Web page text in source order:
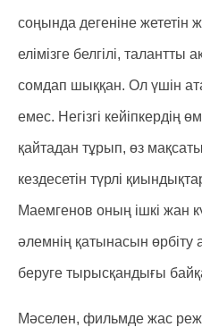
соңында дегеніне жететін
елімізге белгілі,
сомдап шыққан. Ол үшін
емес. Негізгі кейіпкердің
қайтадан тұрып, өз
кездесетін түрлі
Маемгенов оның ішкі жан
әлемнің қатынасын өрбіту
беруге тырысқандығы
Мәселен, фильмде жас